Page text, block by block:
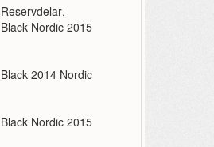
,
Nordic 2015
2014 Nordic
Nordic 2015